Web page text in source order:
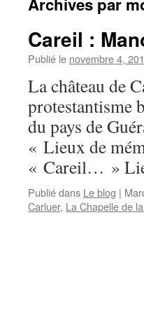
Careil :
Publié le novembre 4,
La château de
protestantisme
du pays de
« Lieux de
« Careil… »
Publié dans Le blog |
Carluer, La Chapelle de